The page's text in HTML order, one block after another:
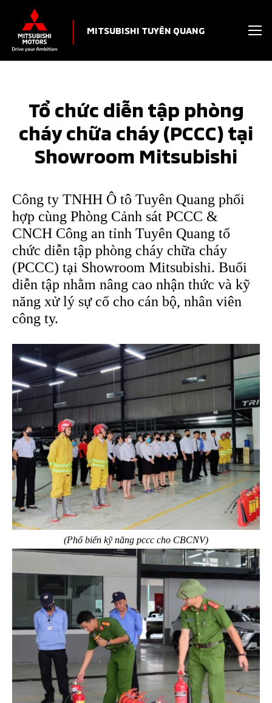
MITSUBISHI TUYÊN QUANG
Tổ chức diễn tập phòng
cháy chữa cháy (PCCC) tại
Showroom Mitsubishi
Công ty TNHH Ô tô Tuyên Quang phối
hợp cùng Phòng Cảnh sát PCCC &
CNCH Công an tỉnh Tuyên Quang tổ
chức diễn tập phòng cháy chữa cháy
(PCCC) tại Showroom Mitsubishi. Buổi
diễn tập nhằm nâng cao nhận thức và kỹ
năng xử lý sự cố cho cán bộ, nhân viên
công ty.
(Phổ biến kỹ năng pccc cho CBCNV)